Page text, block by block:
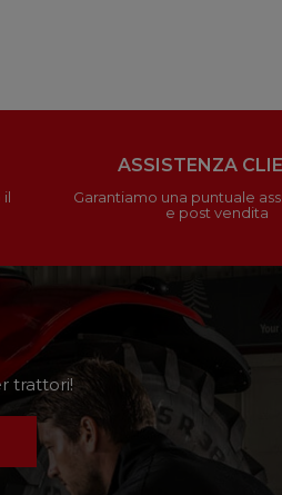
il
ASSISTENZA
Garantiamo una puntuale
e post vendita
trattori!